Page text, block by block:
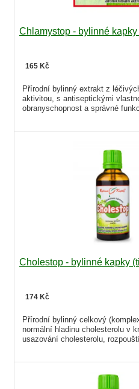
Chlamystop - bylinné kapky
165 Kč
Přírodní bylinný extrakt z
aktivitou, s antiseptickými
obranyschopnost a správné
Cholestop - bylinné kapky
174 Kč
Přírodní bylinný celkový
normální hladinu cholesterolu v
usazování cholesterolu,